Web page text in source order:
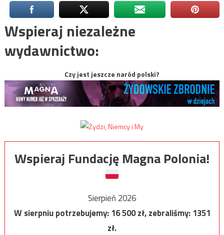
Wspieraj niezależne
wydawnictwo:
Czy jest jeszcze naród polski?
Wspieraj Fundację Magna Polonia!
Sierpień 2026
W sierpniu potrzebujemy:16 500zł, zebraliśmy:1351
zł.